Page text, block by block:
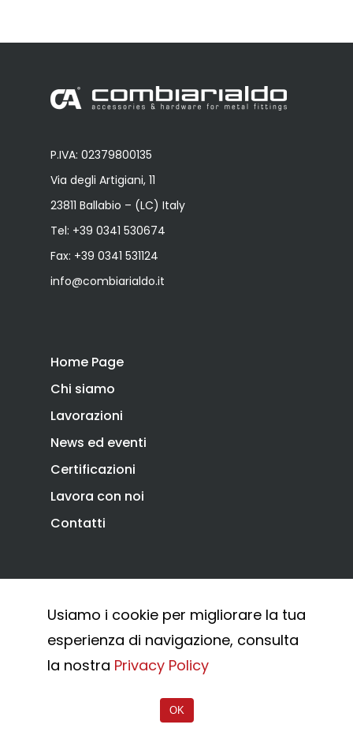
P.IVA: 02379800135
Via degli Artigiani, 11
23811 Ballabio – (LC) Italy
Tel: +39 0341 530674
Fax: +39 0341 531124
info@combiarialdo.it
Home Page
Chi siamo
Lavorazioni
News ed eventi
Certificazioni
Lavora con noi
Contatti
Privacy Policy
Cookie Policy
Whistleblowing
© 2026 Combi Arialdo.
Usiamo i cookie per migliorare la tua
esperienza di navigazione, consulta
la nostra Privacy Policy
OK